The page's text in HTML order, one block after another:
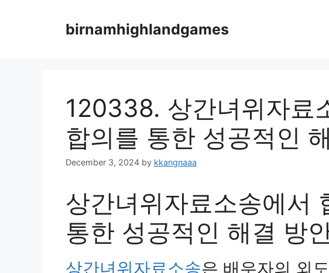
birnamhighlandgames
120338. 상간녀위자료
합의를 통한 성공적인
December 3, 2024 by kkangnaaa
상간녀위자료소송에서
통한 성공적인 해결 방
상간녀위자료소송은 배우자의 외